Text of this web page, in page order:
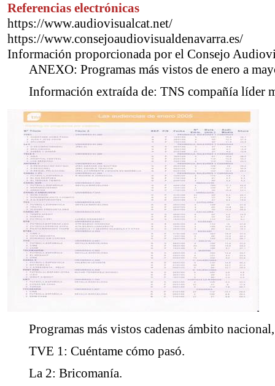
Referencias electrónicas
https://www.audiovisualcat.net/
https://www.consejoaudiovisualdenavarra.es/
Información proporcionada por el Consejo
ANEXO: Programas más vistos de enero a
Información extraída de: TNS compañía líder
Programas más vistos cadenas ámbito
TVE 1: Cuéntame cómo pasó.
La 2: Bricomanía.